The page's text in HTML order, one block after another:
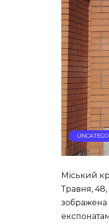
Міський
Травня, 48,
зображена